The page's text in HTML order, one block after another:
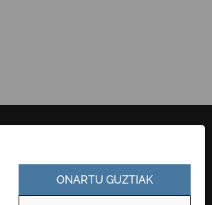
ONARTU GUZTIAK
KONTRATATZAILEAREN PROFILA
GARDENTASUN ATARIA